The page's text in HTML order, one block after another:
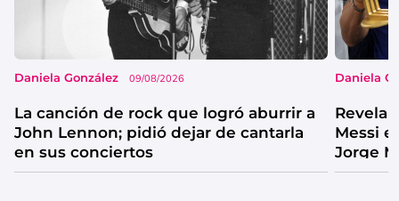
Daniela González 09/08/2026
La canción de rock que logró aburrir a
John Lennon; pidió dejar de cantarla
en sus conciertos
Daniela
Messi
Jorge